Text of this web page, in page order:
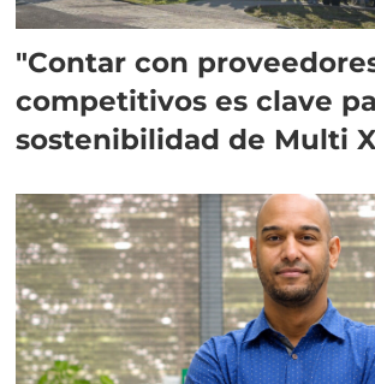
"Contar con
competitivos es clave
sostenibilidad de Multi